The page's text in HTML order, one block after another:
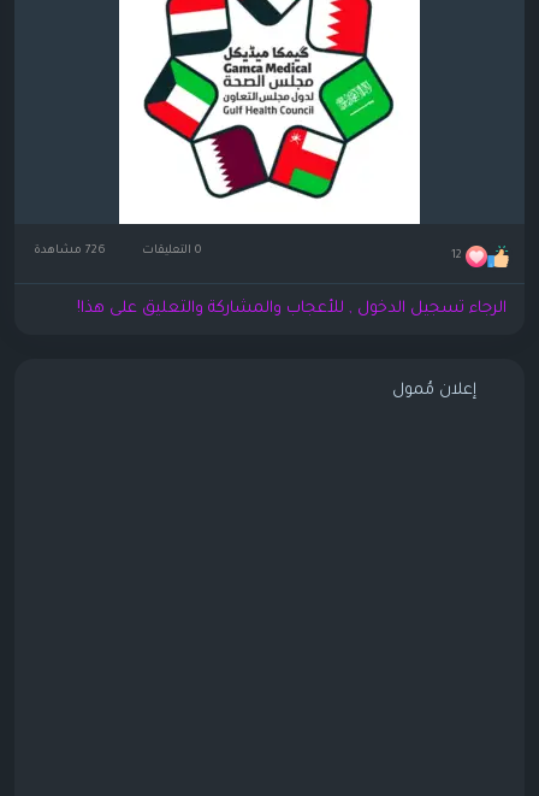
12 0 التعليقات
الرجاء تسجيل الدخول , للأعجاب والمشاركة والتعليق على هذا!
إعلان مُمول